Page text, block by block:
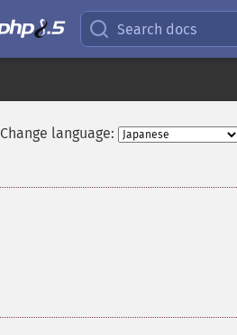
Search docs
Change language: